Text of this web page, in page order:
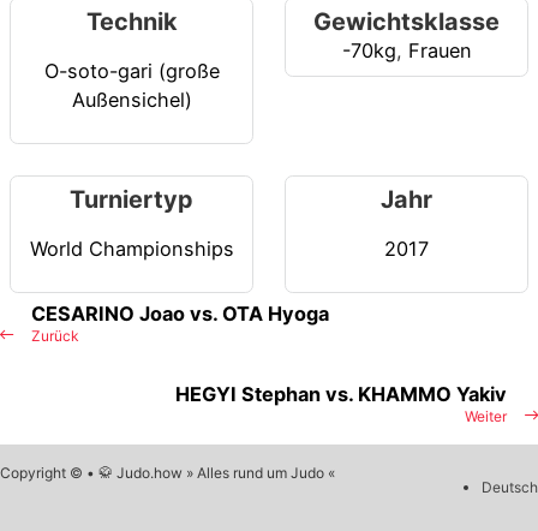
Technik
O-soto-gari (große
Außensichel)
Gewichtsklasse
-70kg, Frauen
Turniertyp
World Championships
Jahr
2017
Zurück
CESARINO Joao vs. OTA Hyoga
Weiter
HEGYI Stephan vs. KHAMMO Yakiv
Copyright © • 🥋 Judo.how » Alles rund um Judo «
Deutsch